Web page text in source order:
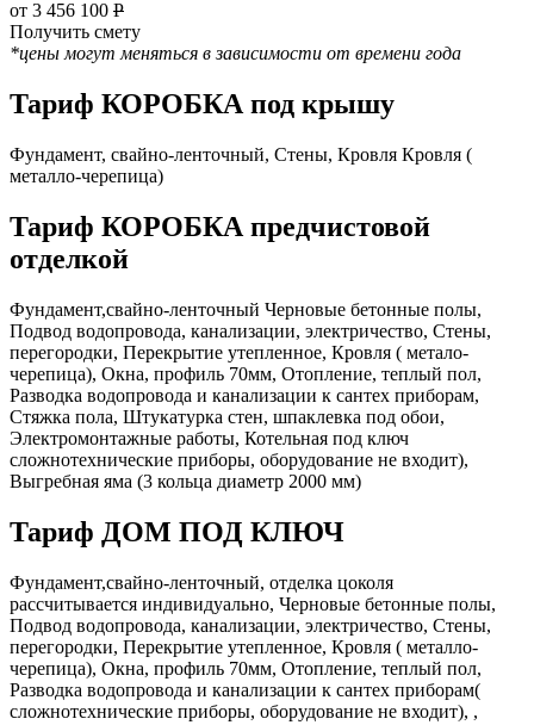
от 3 456 100 Р
Получить смету
*цены могут меняться в зависимости от времени года
Тариф КОРОБКА под крышу
Фундамент, свайно-ленточный, Стены, Кровля Кровля (
металло-черепица)
Тариф КОРОБКА предчистовой
отделкой
Фундамент,свайно-ленточный Черновые бетонные полы,
Подвод водопровода, канализации, электричество, Стены,
перегородки, Перекрытие утепленное, Кровля ( метало-
черепица), Окна, профиль 70мм, Отопление, теплый пол,
Разводка водопровода и канализации к сантех приборам,
Стяжка пола, Штукатурка стен, шпаклевка под обои,
Электромонтажные работы, Котельная под ключ
сложнотехнические приборы, оборудование не входит),
Выгребная яма (3 кольца диаметр 2000 мм)
Тариф ДОМ ПОД КЛЮЧ
Фундамент,свайно-ленточный, отделка цоколя
рассчитывается индивидуально, Черновые бетонные полы,
Подвод водопровода, канализации, электричество, Стены,
перегородки, Перекрытие утепленное, Кровля ( металло-
черепица), Окна, профиль 70мм, Отопление, теплый пол,
Разводка водопровода и канализации к сантех приборам(
сложнотехнические приборы, оборудование не входит), ,